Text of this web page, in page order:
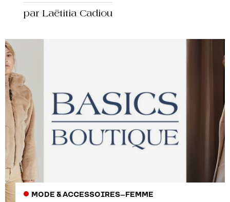
par Laëtitia Cadiou
MODE & ACCESSOIRES– FEMME